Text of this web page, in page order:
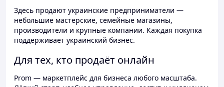
Здесь продают украинские предприниматели —
небольшие мастерские, семейные магазины,
производители и крупные компании. Каждая покупка
поддерживает украинский бизнес.
Для тех, кто продаёт онлайн
Prom — маркетплейс для бизнеса любого масштаба.